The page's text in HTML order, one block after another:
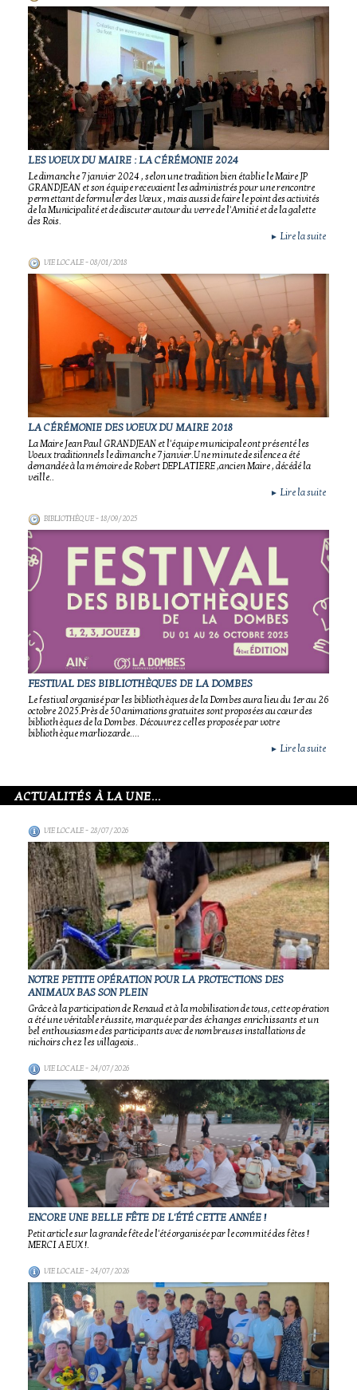
LES VOEUX DU MAIRE : LA CÉRÉMONIE 2024
Le dimanche 7 janvier 2024 , selon une tradition bien établie le Maire JP
GRANDJEAN et son équipe recevaient les administrés pour une rencontre
permettant de formuler des Vœux , mais aussi de faire le point des activités
de la Municipalité et de discuter autour du verre de l'Amitié et de la galette
des Rois.
► Lire la suite
VIE LOCALE- 08/01/2018
LA CÉRÉMONIE DES VOEUX DU MAIRE 2018
La Maire Jean Paul GRANDJEAN et l'équipe municipale ont présenté les
Voeux traditionnels le dimanche 7 janvier.Une minute de silence a été
demandée à la mémoire de Robert DEPLATIERE ,ancien Maire , décédé la
veille..
► Lire la suite
BIBLIOTHÈQUE- 18/09/2025
FESTIVAL DES BIBLIOTHÈQUES DE LA DOMBES
Le festival organisé par les bibliothèques de la Dombes aura lieu du 1er au 26
octobre 2025.Près de 50 animations gratuites sont proposées au cœur des
bibliothèques de la Dombes. Découvrez celles proposée par votre
bibliothèque marliozarde....
► Lire la suite
ACTUALITÉS À LA UNE...
VIE LOCALE- 28/07/2026
NOTRE PETITE OPÉRATION POUR LA PROTECTIONS DES
ANIMAUX BAS SON PLEIN
Grâce à la participation de Renaud et à la mobilisation de tous, cette opération
a été une véritable réussite, marquée par des échanges enrichissants et un
bel enthousiasme des participants avec de nombreuses installations de
nichoirs chez les villageois..
VIE LOCALE- 24/07/2026
ENCORE UNE BELLE FÊTE DE L'ÉTÉ CETTE ANNÉE !
Petit article sur la grande fête de l'été organisée par le commité des fêtes !
MERCI A EUX !.
VIE LOCALE- 24/07/2026